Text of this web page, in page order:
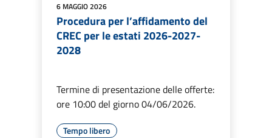
6 MAGGIO 2026
Procedura per l’affidamento del
CREC per le estati 2026-2027-
2028
Termine di presentazione delle offerte:
ore 10:00 del giorno 04/06/2026.
Tempo libero